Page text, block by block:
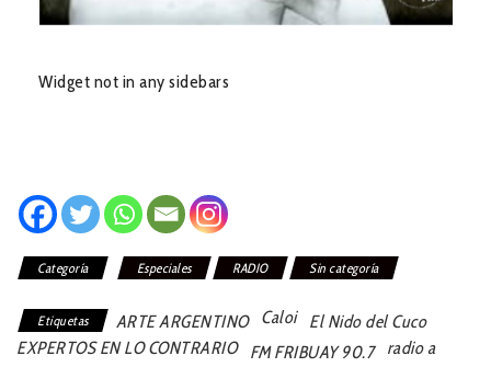
Widget not in any sidebars
Categoría Especiales RADIO Sin categoría
Etiquetas ARTE ARGENTINO Caloi
El Nido del Cuco
EXPERTOS EN LO CONTRARIO
FM FRIBUAY 90.7
radio a